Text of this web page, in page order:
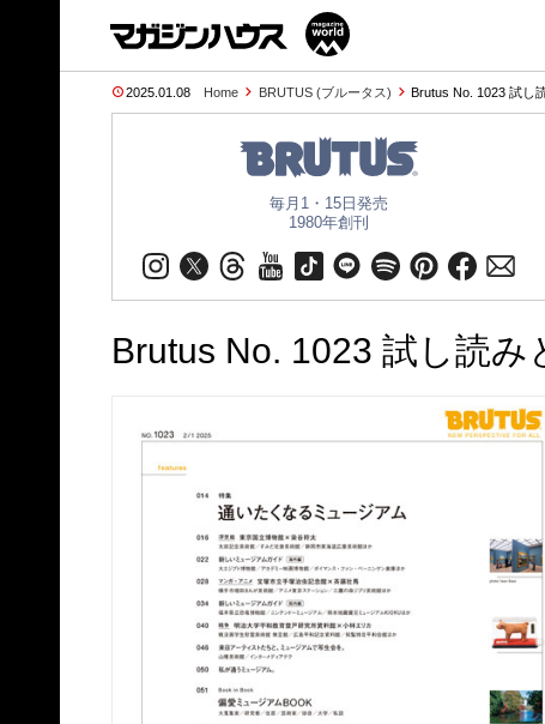
2025.01.08 Home BRUTUS (ブルータス) Brutus No. 1023 試し
毎月1・15日発売
1980年創刊
Brutus No. 1023 試し読み